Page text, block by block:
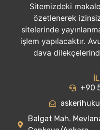
+90
Balgat Mah.
Sitemizdeki
özetlenerek
sitelerinde
işlem yapılacaktır.
dava